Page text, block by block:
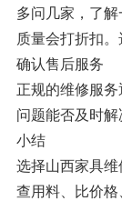
多问几家，了
质量会打折扣。
确认售后服务
正规的维修服
问题能否及时解
小结
选择山西家具维
查用料、比价